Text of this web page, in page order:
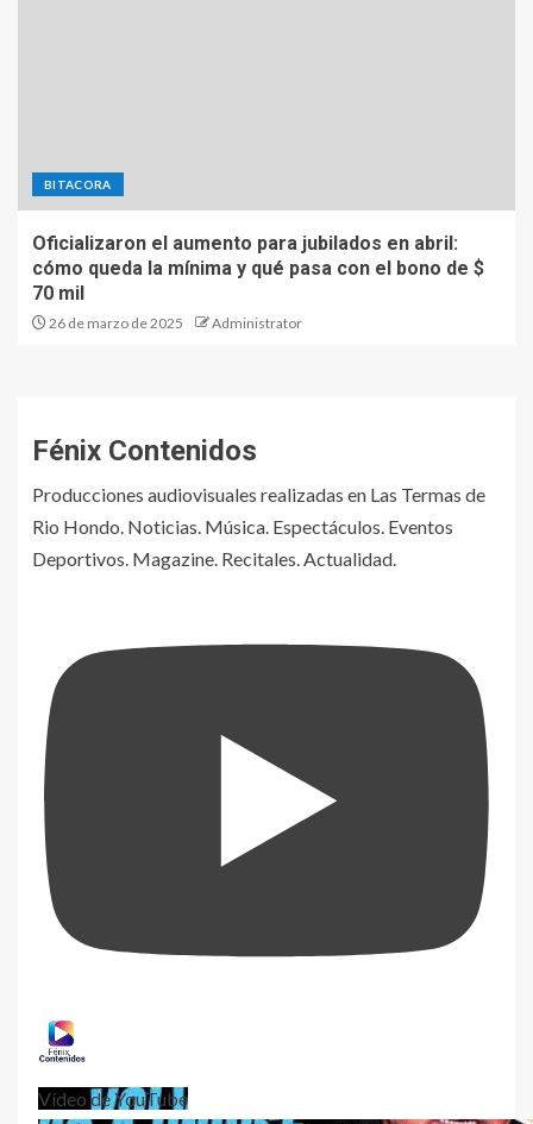
BITACORA
Oficializaron el aumento para jubilados en abril:
cómo queda la mínima y qué pasa con el bono de $
70 mil
26 de marzo de 2025 Administrator
Fénix Contenidos
Producciones audiovisuales realizadas en Las Termas de
Rio Hondo. Noticias. Música. Espectáculos. Eventos
Deportivos. Magazine. Recitales. Actualidad.
Vídeo de YouTube